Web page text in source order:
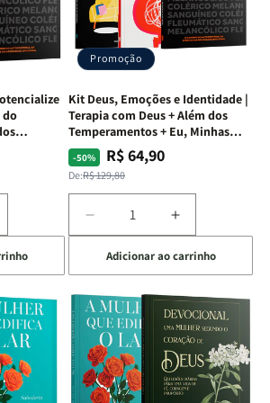
+
Devocional
+
Devocional
do
Promoção
Kit Deus, Emoções e Identidade |
Terapia com Deus + Além dos
Temperamentos + Eu, Minhas
Feridas e Deus
-50%
Preço
normal
De:R$ 129,80
Preço
promocional
R$ 64,90
Diminuir
a
quantidade
de
Kit
Deus,
Emoções
e
Identidade
|
Aumentar
a
quantidade
de
Kit
Deus,
Emoções
e
Identidade
|
Adicionar ao carrinho